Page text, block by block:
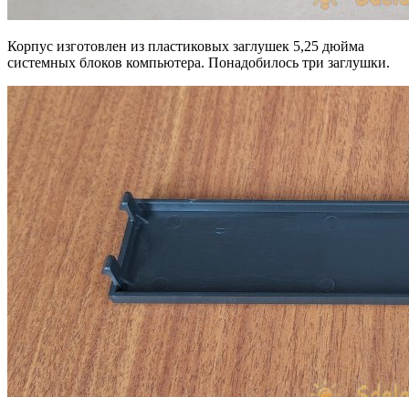
Корпус изготовлен из пластиковых заглушек 5,25 дюйма
системных блоков компьютера. Понадобилось три заглушки.